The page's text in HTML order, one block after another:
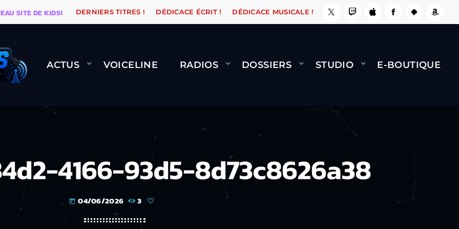
DE KIDSUNE WARÉTRO ORANGE ROAD QUI PASSE, ÇA LE FAIT ! NAMI BERNARD MINET -
DERNIERS TITRES ! DÉDICACE ÉCRIT ! DÉDICACE MUSICALE !
ACTUS VOICELINE RADIOS DOSSIERS STUDIO E-BOUTIQUE
4166-93d5-8d73c8626a38
today 04/06/2026 3